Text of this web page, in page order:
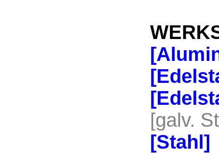
[galv.